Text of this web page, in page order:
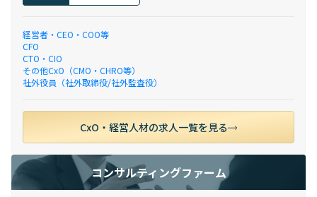
経営者・CEO・COO等
CFO
CTO・CIO
その他CxO（CMO・CHRO等）
社外役員（社外取締役/社外監査役）
CxO・経営人材の求人一覧を見る
コンサルティングファーム